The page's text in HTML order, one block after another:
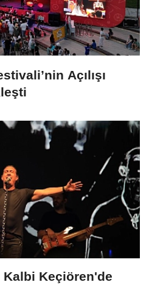
Açılışı
Kalbi Keçiören'de